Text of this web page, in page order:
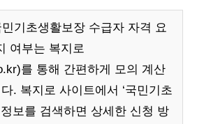
민기초생활보장 수급자 자격 요
여부는 복지로
를 통해 간편하게 모의 계산
. 복지로 사이트에서 ‘국민기초
보를 검색하면 상세한 신청 방